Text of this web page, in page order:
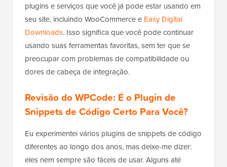
plugins e serviços que você já pode estar usando em
seu site, incluindo WooCommerce e Easy Digital
Downloads. Isso significa que você pode continuar
usando suas ferramentas favoritas, sem ter que se
preocupar com problemas de compatibilidade ou
dores de cabeça de integração.
Revisão do WPCode: É o Plugin de
Snippets de Código Certo Para Você?
Eu experimentei vários plugins de snippets de código
diferentes ao longo dos anos, mas deixe-me dizer:
eles nem sempre são fáceis de usar. Alguns até